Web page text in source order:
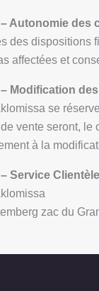
Autonomie des
des dispositions
affectées et
Modification
se
vente seront, le
à la
Service
zac du